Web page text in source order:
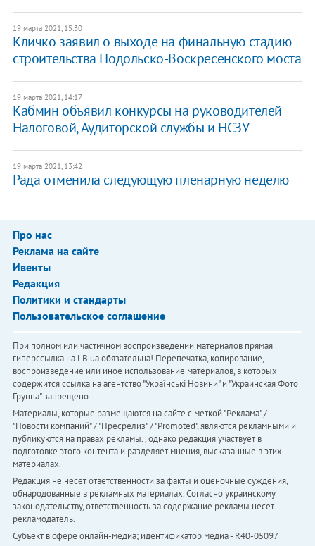
19 марта 2021, 15:30
Кличко заявил о выходе на финальную стадию
строительства Подольско-Воскресенского моста
19 марта 2021, 14:17
Кабмин объявил конкурсы на руководителей
Налоговой, Аудиторской службы и НСЗУ
19 марта 2021, 13:42
Рада отменила следующую пленарную неделю
Про нас
Реклама на сайте
Ивенты
Редакция
Политики и стандарты
Пользовательское соглашение
При полном или частичном воспроизведении материалов прямая
гиперссылка на LB.ua обязательна! Перепечатка, копирование,
воспроизведение или иное использование материалов, в которых
содержится ссылка на агентство "Українськi Новини" и "Украинская Фото
Группа" запрещено.
Материалы, которые размещаются на сайте с меткой "Реклама" /
"Новости компаний" / "Пресрелиз" / "Promoted", являются рекламными и
публикуются на правах рекламы. , однако редакция участвует в
подготовке этого контента и разделяет мнения, высказанные в этих
материалах.
Редакция не несет ответственности за факты и оценочные суждения,
обнародованные в рекламных материалах. Согласно украинскому
законодательству, ответственность за содержание рекламы несет
рекламодатель.
Субъект в сфере онлайн-медиа; идентификатор медиа - R40-05097